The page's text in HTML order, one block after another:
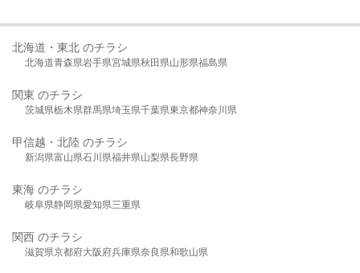
北海道・東北 のチラシ
北海道青森県岩手県宮城県秋田県山形県福島県
関東 のチラシ
茨城県栃木県群馬県埼玉県千葉県東京都神奈川県
甲信越・北陸 のチラシ
新潟県富山県石川県福井県山梨県長野県
東海 のチラシ
岐阜県静岡県愛知県三重県
関西 のチラシ
滋賀県京都府大阪府兵庫県奈良県和歌山県